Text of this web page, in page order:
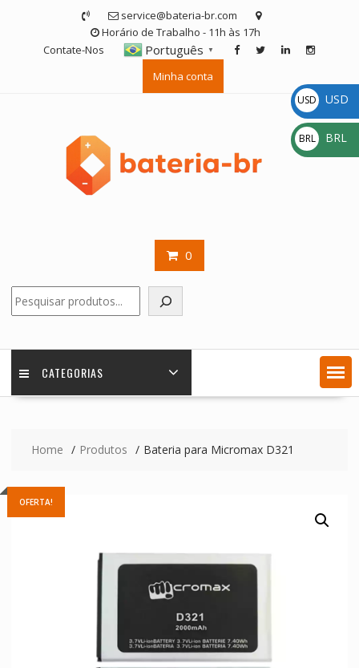
service@bateria-br.com
Horário de Trabalho - 11h às 17h
Contate-Nos
Português ▼
Minha conta
0
CATEGORIAS
Home Produtos Bateria para Micromax D321
OFERTA!
USD
$
USD
BRL
R$
BRL